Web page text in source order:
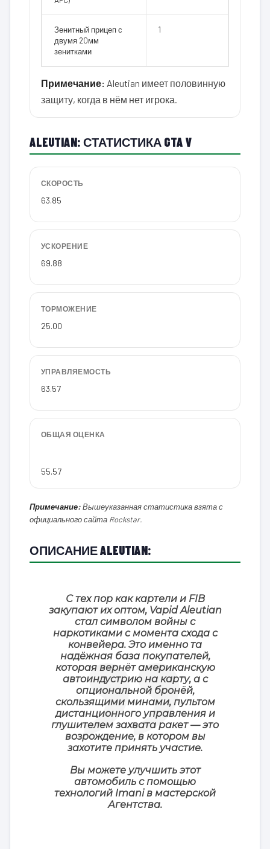
Зенитный прицеп с
двумя 20мм
зенитками
1
Примечание: Aleutian имеет половинную
защиту, когда в нём нет игрока.
ALEUTIAN: СТАТИСТИКА GTA V
СКОРОСТЬ
63.85
УСКОРЕНИЕ
69.88
ТОРМОЖЕНИЕ
25.00
УПРАВЛЯЕМОСТЬ
63.57
ОБЩАЯ ОЦЕНКА
55.57
Примечание:Вышеуказанная статистика взята с
официального сайта Rockstar.
ОПИСАНИЕ ALEUTIAN:
С тех пор как картели и FIB
закупают их оптом, Vapid Aleutian
стал символом войны с
наркотиками с момента схода с
конвейера. Это именно та
надёжная база покупателей,
которая вернёт американскую
автоиндустрию на карту, а с
опциональной бронёй,
скользящими минами, пультом
дистанционного управления и
глушителем захвата ракет — это
возрождение, в котором вы
захотите принять участие.
Вы можете улучшить этот
автомобиль с помощью
технологий Imani в мастерской
Агентства.